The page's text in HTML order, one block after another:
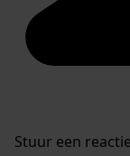
Stuur een